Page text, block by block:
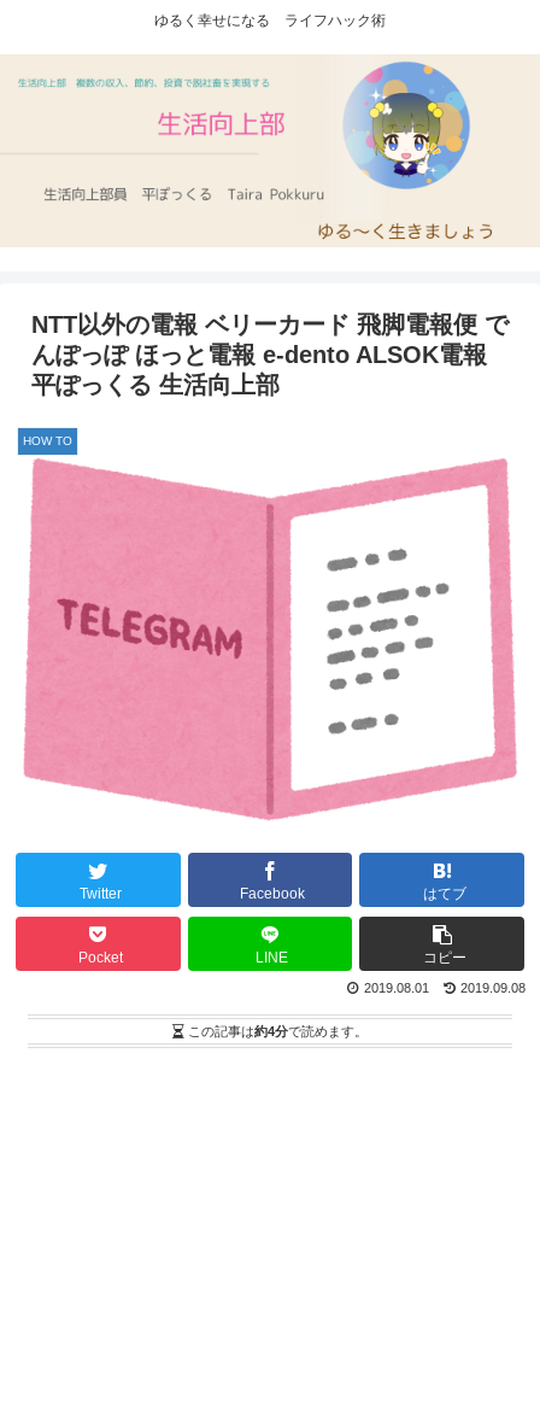
ゆるく幸せになる ライフハック術
NTT以外の電報 ベリーカード 飛脚電報便 で
んぽっぽ ほっと電報 e-dento ALSOK電報
平ぽっくる 生活向上部
HOW TO
Twitter Facebook はてブ
Pocket LINE コピー
2019.09.08
2019.08.01
この記事は約4分で読めます。